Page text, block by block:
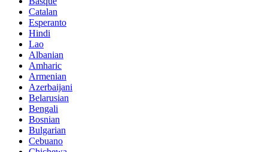
Catalan
Esperanto
Hindi
Lao
Albanian
Amharic
Armenian
Azerbaijani
Belarusian
Bengali
Bosnian
Bulgarian
Cebuano